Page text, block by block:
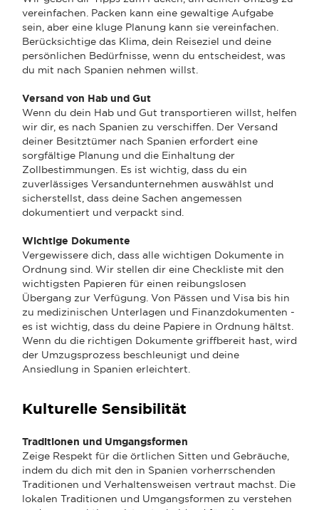
vereinfachen. Packen kann eine gewaltige Aufgabe
sein, aber eine kluge Planung kann sie vereinfachen.
Berücksichtige das Klima, dein Reiseziel und deine
persönlichen Bedürfnisse, wenn du entscheidest, was
du mit nach Spanien nehmen willst.
Versand von Hab und Gut
Wenn du dein Hab und Gut transportieren willst, helfen
wir dir, es nach Spanien zu verschiffen. Der Versand
deiner Besitztümer nach Spanien erfordert eine
sorgfältige Planung und die Einhaltung der
Zollbestimmungen. Es ist wichtig, dass du ein
zuverlässiges Versandunternehmen auswählst und
sicherstellst, dass deine Sachen angemessen
dokumentiert und verpackt sind.
Wichtige Dokumente
Vergewissere dich, dass alle wichtigen Dokumente in
Ordnung sind. Wir stellen dir eine Checkliste mit den
wichtigsten Papieren für einen reibungslosen
Übergang zur Verfügung. Von Pässen und Visa bis hin
zu medizinischen Unterlagen und Finanzdokumenten -
es ist wichtig, dass du deine Papiere in Ordnung hältst.
Wenn du die richtigen Dokumente griffbereit hast, wird
der Umzugsprozess beschleunigt und deine
Ansiedlung in Spanien erleichtert.
Kulturelle Sensibilität
Traditionen und Umgangsformen
Zeige Respekt für die örtlichen Sitten und Gebräuche,
indem du dich mit den in Spanien vorherrschenden
Traditionen und Verhaltensweisen vertraut machst. Die
lokalen Traditionen und Umgangsformen zu verstehen